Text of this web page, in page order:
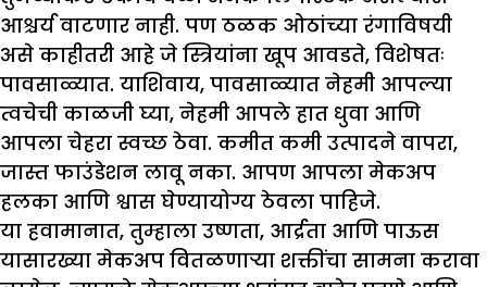
आश्चर्य वाटणार नाही. पण ठळक ओठांच्या रंगाविषयी
असे काहीतरी आहे जे स्त्रियांना खूप आवडते, विशेषतः
पावसाळ्यात. याशिवाय, पावसाळ्यात नेहमी आपल्या
त्वचेची काळजी घ्या, नेहमी आपले हात धुवा आणि
आपला चेहरा स्वच्छ ठेवा. कमीत कमी उत्पादने वापरा,
जास्त फाउंडेशन लावू नका. आपण आपला मेकअप
हलका आणि श्वास घेण्यायोग्य ठेवला पाहिजे.
या हवामानात, तुम्हाला उष्णता, आर्द्रता आणि पाऊस
यासारख्या मेकअप वितळणाऱ्या शक्तींचा सामना करावा